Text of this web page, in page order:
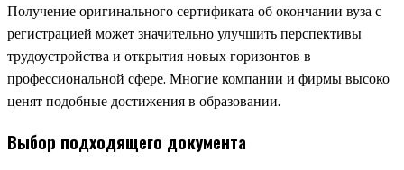
Получение оригинального сертификата об окончании вуза с
регистрацией может значительно улучшить перспективы
трудоустройства и открытия новых горизонтов в
профессиональной сфере. Многие компании и фирмы высоко
ценят подобные достижения в образовании.
Выбор подходящего документа